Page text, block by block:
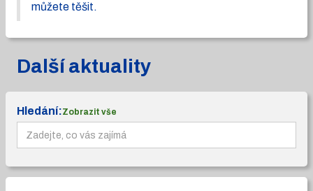
můžete těšit.
Další aktuality
Hledání:Zobrazit vše